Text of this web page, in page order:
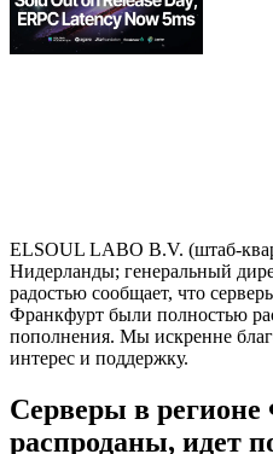
ELSOUL LABO B.V. (штаб-
Нидерланды; генеральный
радостью сообщает, что
Франкфурт были полностью
пополнения. Мы искренне
интерес и поддержку.
Серверы в
распроданы, идет